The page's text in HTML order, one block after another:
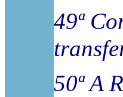
49ª
50ª A